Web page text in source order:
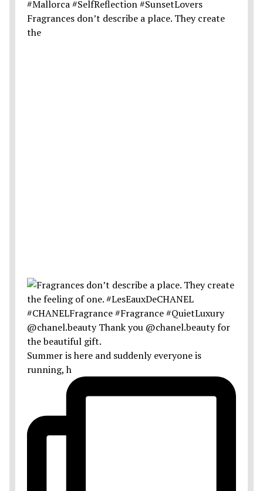
Fragrances don’t describe a place. They create
the
Summer is here and suddenly everyone is
running, h